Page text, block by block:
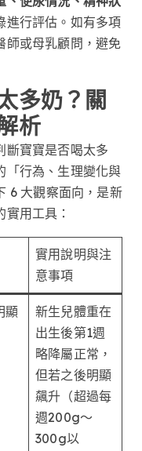
進行評估。如有多項
師或母乳顧問，避免
多奶？關
析
斷寶寶是否喝太多
「行為、生理變化與
6 大觀察面向，是新
用工具：
實用說明與注
意事項
顯
新生兒體重在
出生後第1週
略降屬正常，
但若之後明顯
飆升（超過每
週200g～
300g以